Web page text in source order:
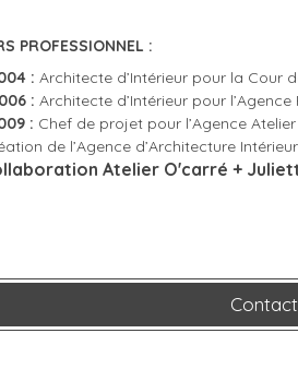
PROFESSIONNEL :
: Architecte d’Intérieur pour la Cour
: Architecte d’Intérieur pour
: Chef de projet pour l’Agence Atelier
de l’Agence d’Architecture
Atelier O'carré +